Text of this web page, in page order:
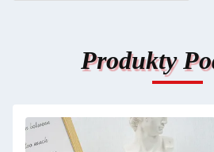
Produkty